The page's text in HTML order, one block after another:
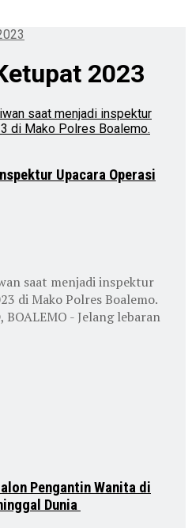
2023
Upacara Operasi
saat menjadi inspektur
di Mako Polres Boalemo.
BOALEMO - Jelang lebaran
Pengantin Wanita di
Dunia